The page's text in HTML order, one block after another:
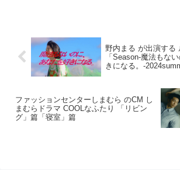
野内まる が出演する
「Season-魔法もな
きになる。-
ファッションセンターしまむら のCM し
まむらドラマ COOLなふたり 「リビン
グ」篇「寝室」篇